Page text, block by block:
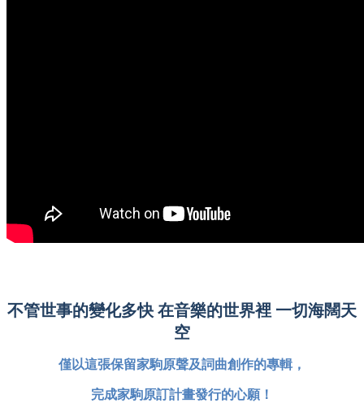
不管世事的變化多快 在音樂的世界裡 一切海闊天
空
僅以這張保留家駒原聲及詞曲創作的專輯，
完成家駒原訂計畫發行的心願！